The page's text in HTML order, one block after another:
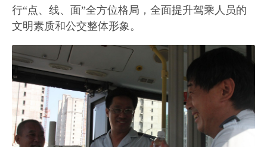
行“点、线、面”全方位格局，全面提升驾乘人员的
文明素质和公交整体形象。